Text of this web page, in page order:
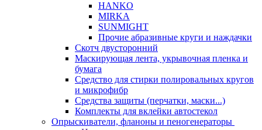
HANKO
MIRKA
SUNMIGHT
Прочие абразивные круги и наждачки
Скотч двусторонний
Маскирующая лента, укрывочная пленка и
бумага
Средство для стирки полировальных кругов
и микрофибр
Средства защиты (перчатки, маски...)
Комплекты для вклейки автостекол
Опрыскиватели, фланоны и пеногенераторы